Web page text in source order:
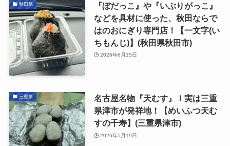
秋田県
『ぼだっこ』や『いぶりがっこ』
などを具材に使った、秋田ならで
はのおにぎり専門店！【一文字(い
ちもんじ)】(秋田県秋田市)
2026年6月15日
三重県
名古屋名物『天むす』！実は三重
県津市が発祥地！【めいふつ天む
すの千寿】(三重県津市)
2026年5月19日